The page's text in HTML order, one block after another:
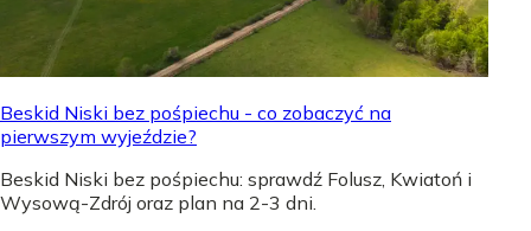
Beskid Niski bez pośpiechu - co zobaczyć na
pierwszym wyjeździe?
Beskid Niski bez pośpiechu: sprawdź Folusz, Kwiatoń i
Wysową-Zdrój oraz plan na 2-3 dni.